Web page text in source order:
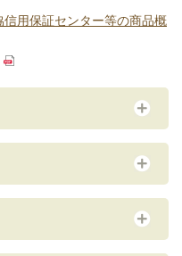
用保証センター等の商品概